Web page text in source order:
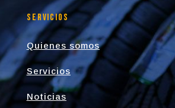
Servicios
Quienes somos
Servicios
Noticias